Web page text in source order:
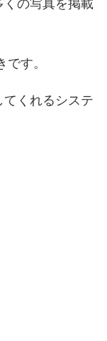
の写真を掲載
す。
くれるシステ